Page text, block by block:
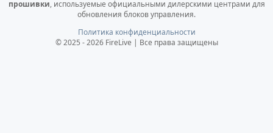
прошивки, используемые официальными дилерскими центрами для
обновления блоков управления.
Политика конфиденциальности
© 2025 - 2026 FireLive | Все права защищены